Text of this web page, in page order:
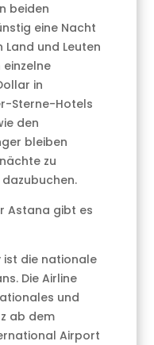
beiden
eine Nacht
und Leuten
in
Sterne-Hotels
den
bleiben
zu
Astana gibt es
ist die nationale
Die Airline
und
ab dem
Airport